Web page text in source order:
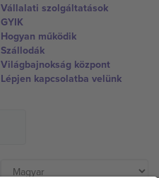
Vállalati szolgáltatások
GYIK
Hogyan működik
Szállodák
Világbajnokság központ
Lépjen kapcsolatba velünk